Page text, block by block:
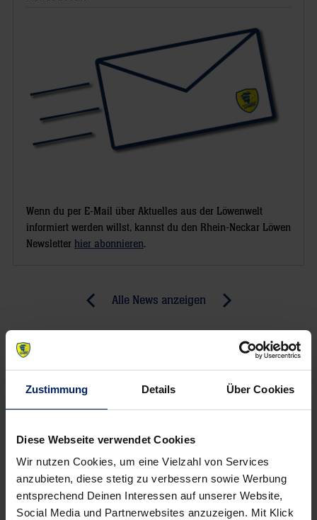
Zustimmung Details Über Cookies
Diese Webseite verwendet Cookies
Wir nutzen Cookies, um eine Vielzahl von Services
anzubieten, diese stetig zu verbessern sowie Werbung
entsprechend Deinen Interessen auf unserer Website,
Social Media und Partnerwebsites anzuzeigen. Mit Klick
Wenn du per E-Mail über Aktuelles aus der Löwenwelt
informiert werden willst, kannst du den Rhein-Neckar Löwen
Newsletter hier abonnieren.
Schlussspurt:
Erster
Löwen-
2021
Alle News anzeigen
Martin
Schwalb
beendet
Amtszeit
Trainer
Sommer